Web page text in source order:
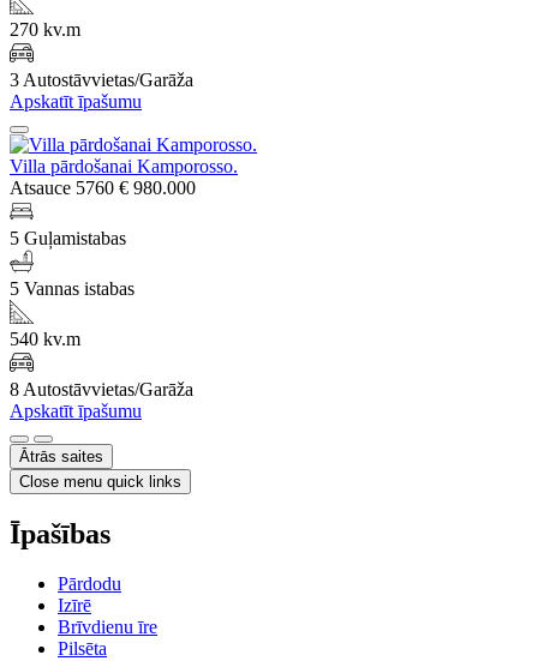
270 kv.m
3 Autostāvvietas/Garāža
Apskatīt īpašumu
Villa pārdošanai Kamporosso.
Atsauce 5760 € 980.000
5 Guļamistabas
5 Vannas istabas
540 kv.m
8 Autostāvvietas/Garāža
Apskatīt īpašumu
Ātrās saites
Close menu quick links
Īpašības
Pārdodu
Izīrē
Brīvdienu īre
Pilsēta